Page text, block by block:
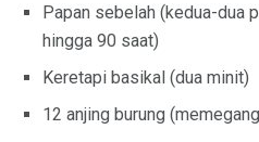
Papan sebelah (kedua-dua
hingga 90 saat)
Keretapi basikal (dua minit)
12 anjing burung